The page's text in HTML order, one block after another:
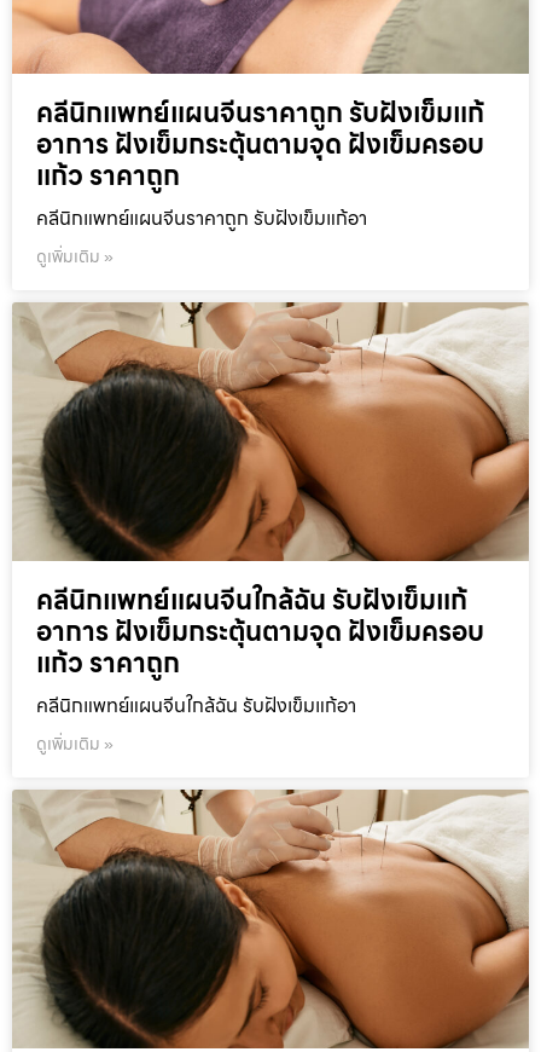
คลีนิกแพทย์แผนจีนราคาถูก รับฝังเข็มแก้
อาการ ฝังเข็มกระตุ้นตามจุด ฝังเข็มครอบ
แก้ว ราคาถูก
คลีนิกแพทย์แผนจีนราคาถูก รับฝังเข็มแก้อา
ดูเพิ่มเติม »
คลีนิกแพทย์แผนจีนใกล้ฉัน รับฝังเข็มแก้
อาการ ฝังเข็มกระตุ้นตามจุด ฝังเข็มครอบ
แก้ว ราคาถูก
คลีนิกแพทย์แผนจีนใกล้ฉัน รับฝังเข็มแก้อา
ดูเพิ่มเติม »